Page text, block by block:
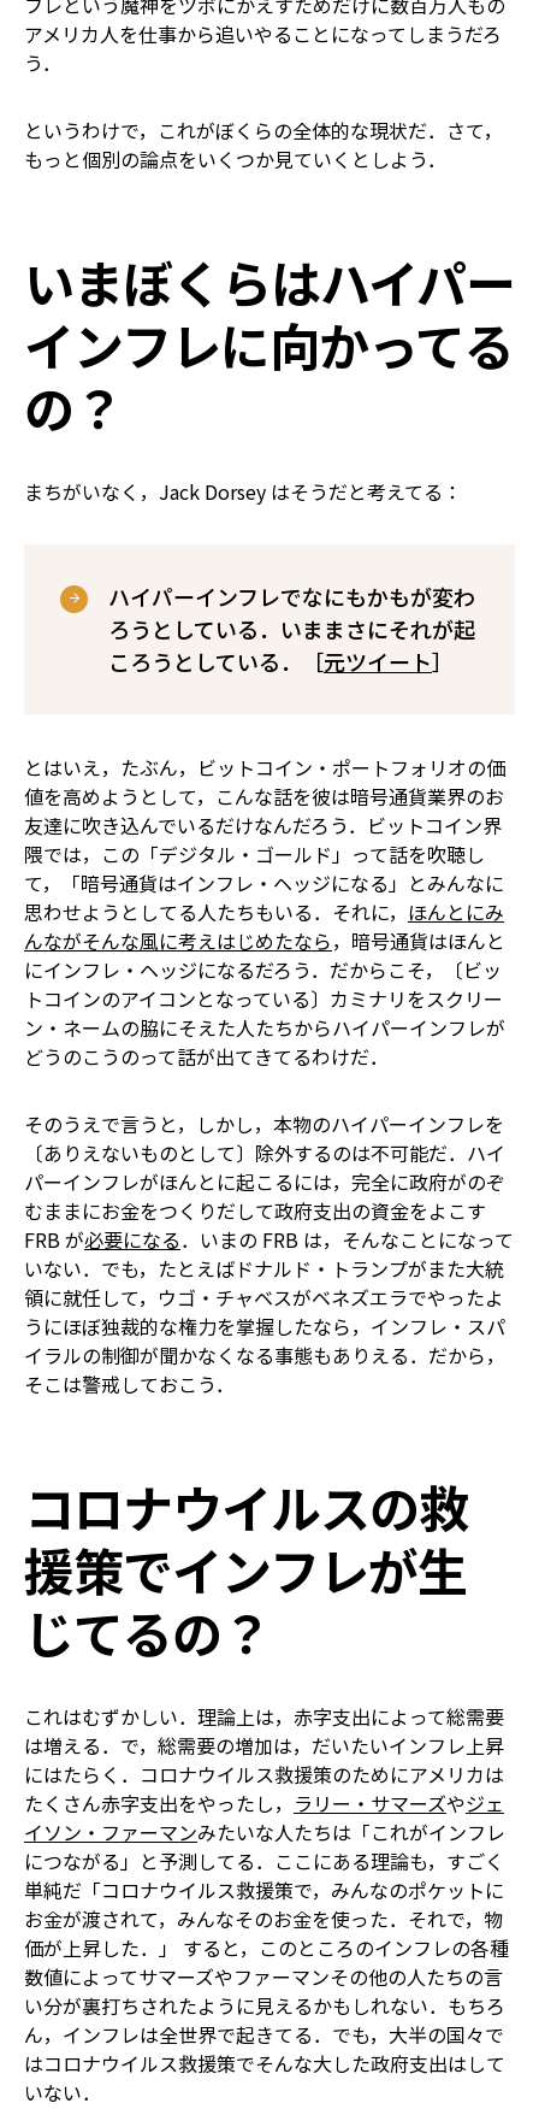
アメリカ人を仕事から追いやることになってしまうだろ
う．
というわけで，これがぼくらの全体的な現状だ．さて，
もっと個別の論点をいくつか見ていくとしよう．
いまぼくらはハイパー
インフレに向かってる
の？
まちがいなく，Jack Dorsey はそうだと考えてる：
ハイパーインフレでなにもかもが変わ
ろうとしている．いままさにそれが起
ころうとしている．［元ツイート］
とはいえ，たぶん，ビットコイン・ポートフォリオの価
値を高めようとして，こんな話を彼は暗号通貨業界のお
友達に吹き込んでいるだけなんだろう．ビットコイン界
隈では，この「デジタル・ゴールド」って話を吹聴し
て，「暗号通貨はインフレ・ヘッジになる」とみんなに
思わせようとしてる人たちもいる．それに， ほんとにみ
んながそんな風に考えはじめたなら，暗号通貨はほんと
にインフレ・ヘッジになるだろう．だからこそ，〔ビッ
トコインのアイコンとなっている〕カミナリをスクリー
ン・ネームの脇にそえた人たちからハイパーインフレが
どうのこうのって話が出てきてるわけだ．
そのうえで言うと，しかし，本物のハイパーインフレを
〔ありえないものとして〕除外するのは不可能だ．ハイ
パーインフレがほんとに起こるには，完全に政府がのぞ
むままにお金をつくりだして政府支出の資金をよこす
FRB が必要になる．いまの FRB は，そんなことになって
いない．でも，たとえばドナルド・トランプがまた大統
領に就任して，ウゴ・チャベスがベネズエラでやったよ
うにほぼ独裁的な権力を掌握したなら，インフレ・スパ
イラルの制御が聞かなくなる事態もありえる．だから，
そこは警戒しておこう．
コロナウイルスの救
援策でインフレが生
じてるの？
これはむずかしい．理論上は，赤字支出によって総需要
は増える．で，総需要の増加は，だいたいインフレ上昇
にはたらく．コロナウイルス救援策のためにアメリカは
たくさん赤字支出をやったし， ラリー・サマーズやジェ
イソン・ファーマンみたいな人たちは「これがインフレ
につながる」と予測してる．ここにある理論も，すごく
単純だ――「コロナウイルス救援策で，みんなのポケットに
お金が渡されて，みんなそのお金を使った．それで，物
価が上昇した．」 すると，このところのインフレの各種
数値によってサマーズやファーマンその他の人たちの言
い分が裏打ちされたように見えるかもしれない．もちろ
ん，インフレは全世界で起きてる．でも，大半の国々で
はコロナウイルス救援策でそんな大した政府支出はして
いない．